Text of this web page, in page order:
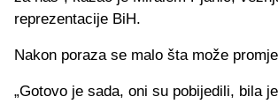
reprezentacije BiH.
Nakon poraza se malo šta može
„Gotovo je sada, oni su pobijedili, bila